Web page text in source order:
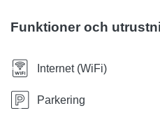
ser fram emot en promenad
terrasserna i Brela, kommer
verkligen vilad och få hem
Funktioner och
Internet (WiFi)
Parkering